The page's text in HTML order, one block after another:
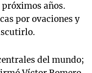
años.
por ovaciones y
del mundo;